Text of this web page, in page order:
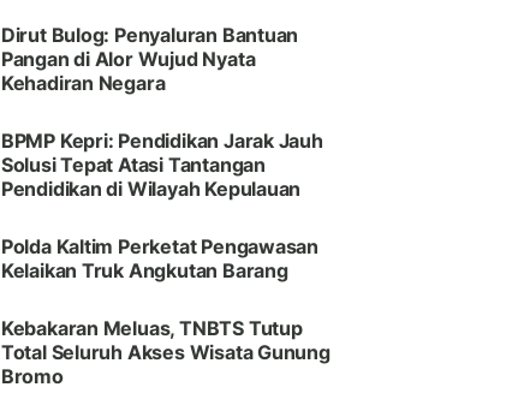
Dirut Bulog: Penyaluran Bantuan
Pangan di Alor Wujud Nyata
Kehadiran Negara
BPMP Kepri: Pendidikan Jarak Jauh
Solusi Tepat Atasi Tantangan
Pendidikan di Wilayah Kepulauan
Polda Kaltim Perketat Pengawasan
Kelaikan Truk Angkutan Barang
Kebakaran Meluas, TNBTS Tutup
Total Seluruh Akses Wisata Gunung
Bromo